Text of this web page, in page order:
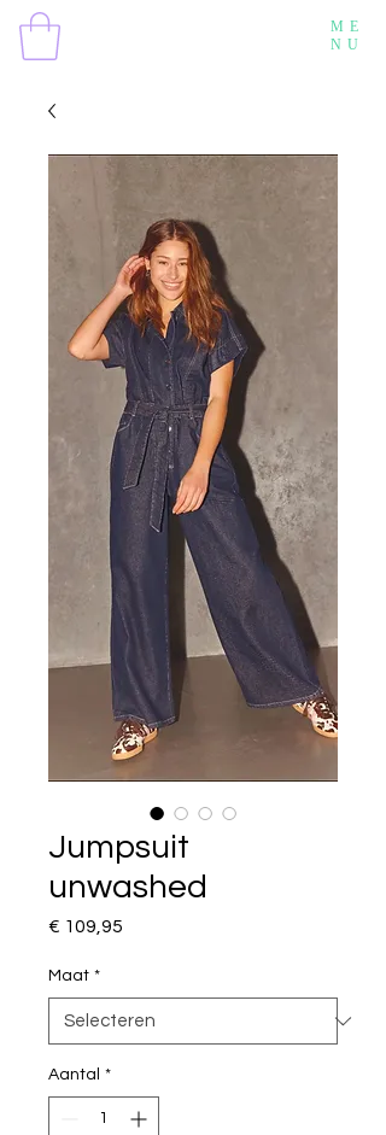
ME
NU
Jumpsuit
unwashed
€ 109,95
Maat *
Aantal *